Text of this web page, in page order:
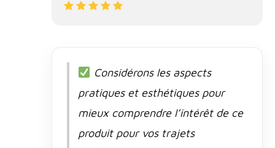
Considérons les aspects
pratiques et esthétiques pour
mieux comprendre l’intérêt de ce
produit pour vos trajets